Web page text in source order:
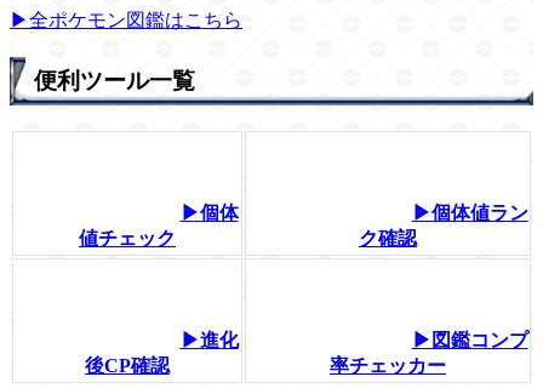
▶全ポケモン図鑑はこちら
便利ツール一覧
▶個体
値チェック
▶個体値ラン
ク確認
▶進化
後CP確認
▶図鑑コンプ
率チェッカー